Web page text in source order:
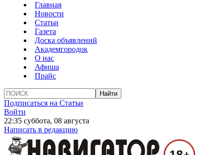
Главная
Новости
Статьи
Газета
Доска объявлений
Академгородок
О нас
Афиша
Прайс
Подписаться на Статьи
Войти
22:35 суббота, 08 августа
Написать в редакцию